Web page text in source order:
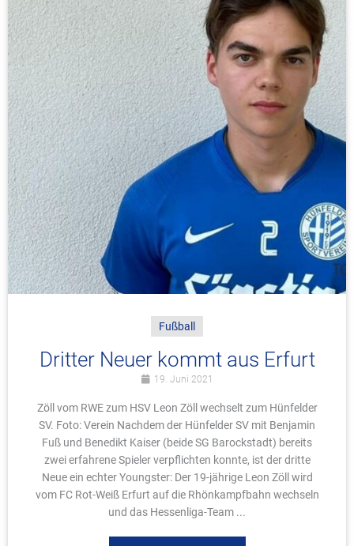
Fußball
Dritter Neuer kommt aus Erfurt
19. Juni 2021
Zöll vom RWE zum HSV Leon Zöll wechselt zum Hünfelder
SV. Foto: Verein Nachdem der Hünfelder SV mit Benjamin
Fuß und Benedikt Kaiser (beide SG Barockstadt) bereits
zwei erfahrene Spieler verpflichten konnte, ist der dritte
Neue ein echter Youngster: Der 19-jährige Leon Zöll wird
vom FC Rot-Weiß Erfurt auf die Rhönkampfbahn wechseln
und das Hessenliga-Team ...